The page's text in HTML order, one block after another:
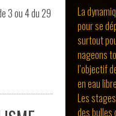
3 ou 4 du 29
La
pour se
surtout
nageons
l’objectif
en eau
Les
des bulles